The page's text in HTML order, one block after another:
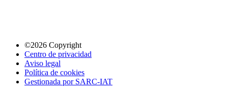
©2026 Copyright
Centro de privacidad
Aviso legal
Política de cookies
Gestionada por SARC-IAT